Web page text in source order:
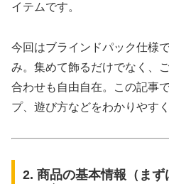
イテムです。
今回はブラインドパック仕様
み。集めて飾るだけでなく、
合わせも自由自在。この記事
プ、遊び方などをわかりやす
2. 商品の基本情報（まず